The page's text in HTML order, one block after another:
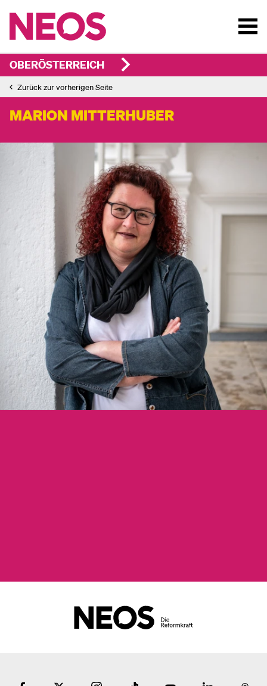
OBERÖSTERREICH
Zurück zur vorherigen Seite
MARION MITTERHUBER